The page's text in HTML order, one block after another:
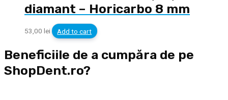
diamant – Horicarbo 8 mm
53,00 lei Add to cart
Beneficiile de a cumpăra de pe
ShopDent.ro?